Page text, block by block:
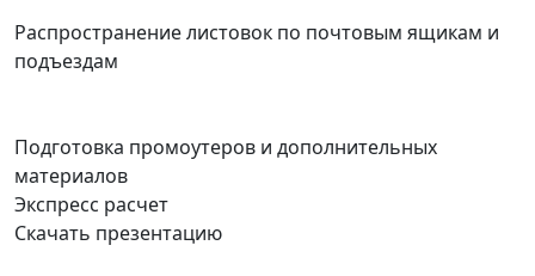
Распространение листовок по почтовым ящикам и
подъездам
Подготовка промоутеров и дополнительных
материалов
Экспресс расчет
Скачать презентацию